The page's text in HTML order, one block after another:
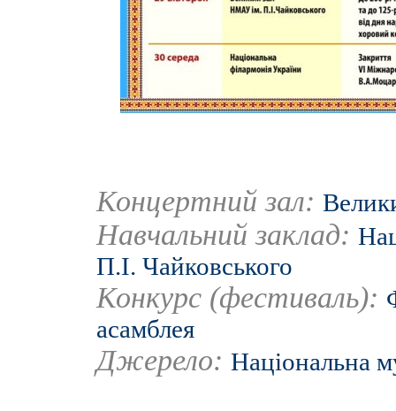
Концертний зал:
Навчальний заклад:
П.І. Чайковського
Конкурс (фестиваль):
асамблея
Джерело: Національна